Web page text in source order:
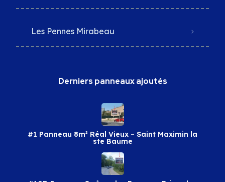
Les Pennes Mirabeau
Derniers panneaux ajoutés
#1 Panneau 8m² Réal Vieux – Saint Maximin la
ste Baume